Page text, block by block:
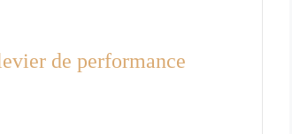
de performance